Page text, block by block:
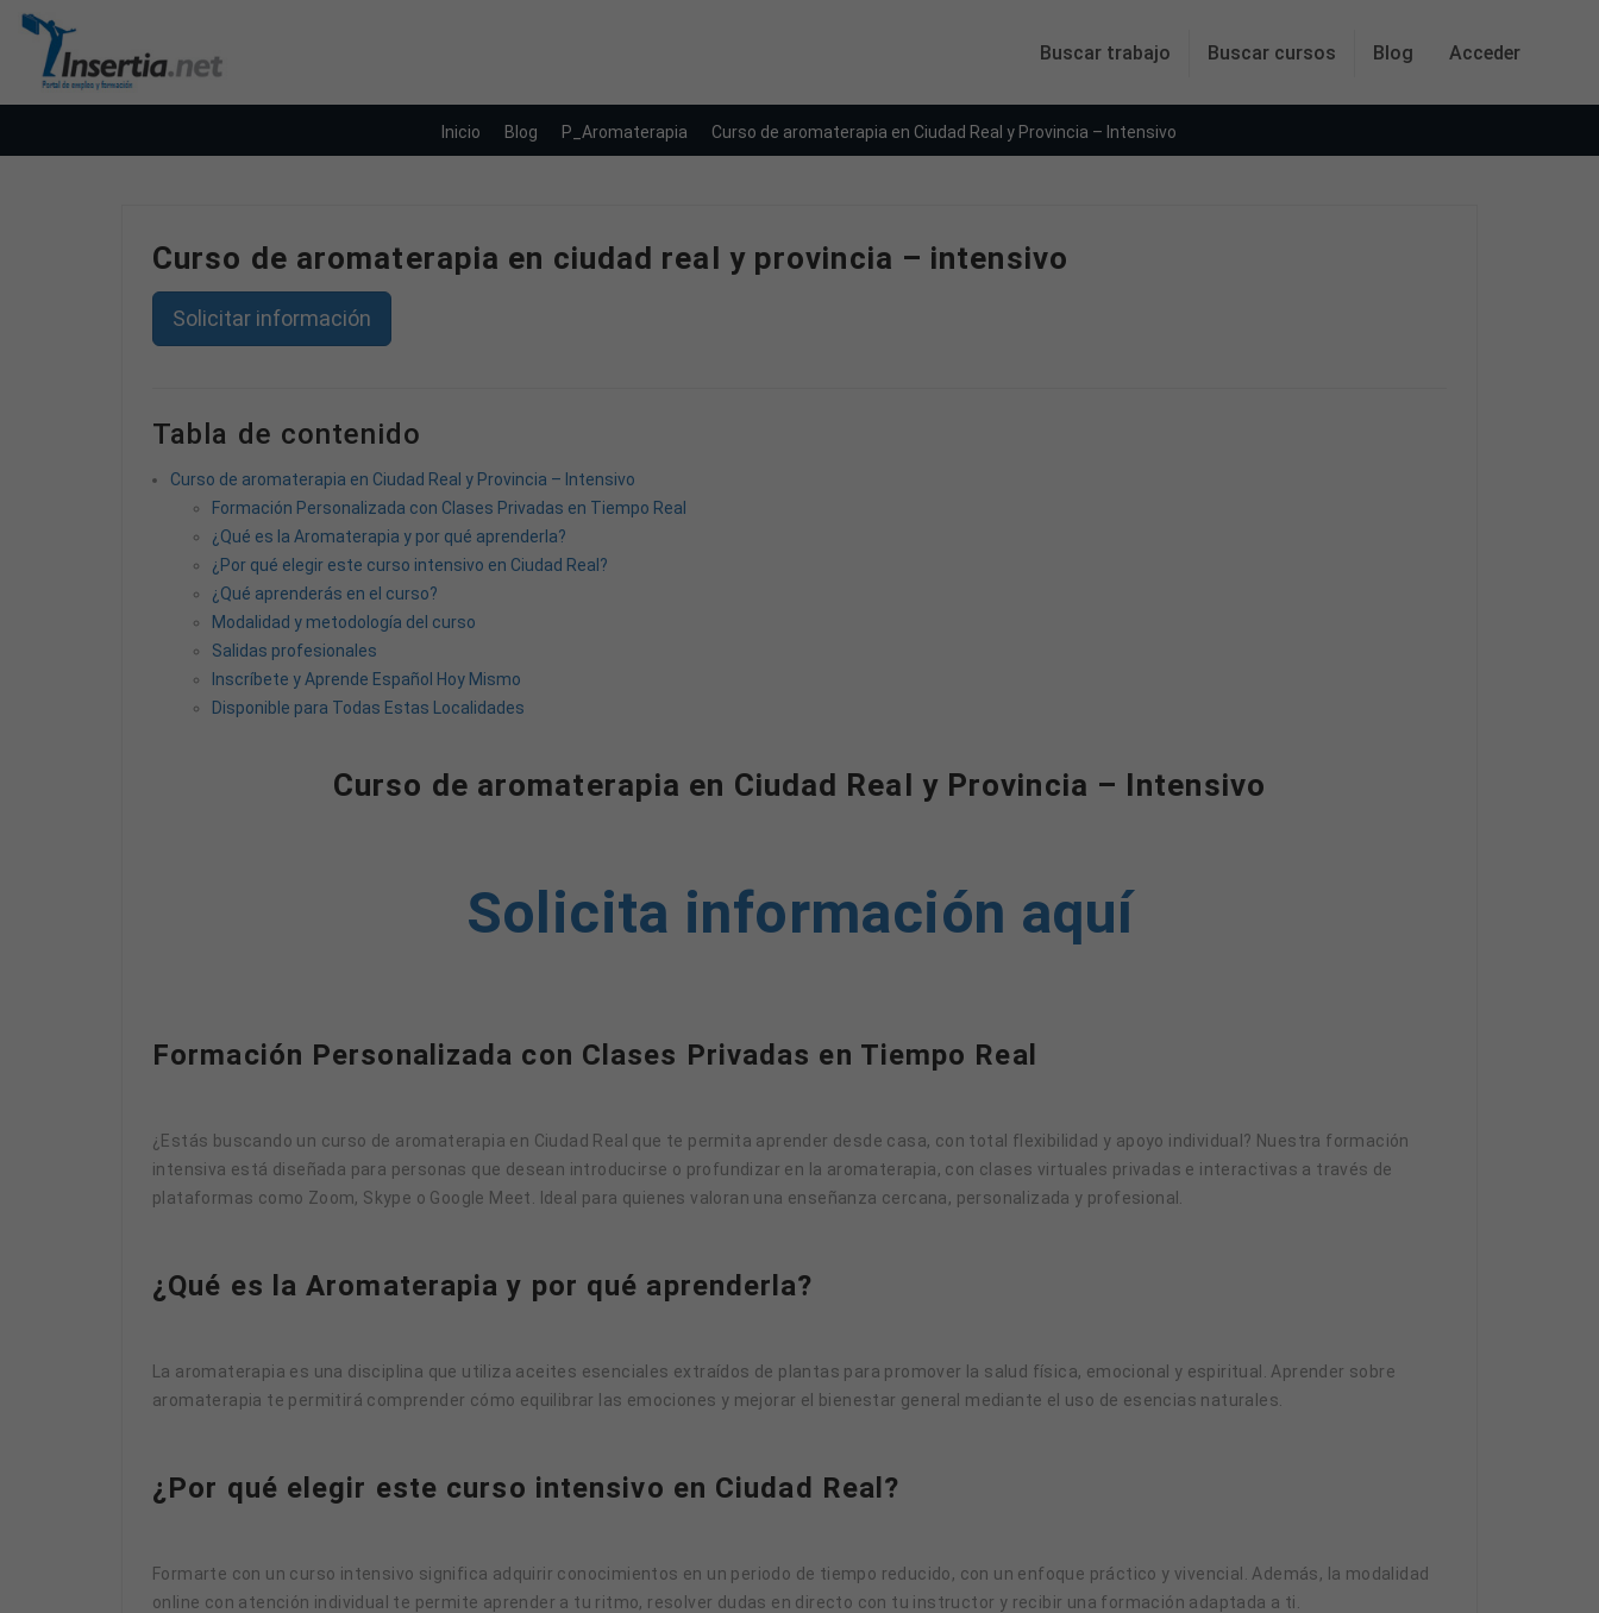
Buscar trabajo Buscar cursos Blog Acceder
Inicio Blog P_Aromaterapia Curso de aromaterapia en Ciudad Real y Provincia – Intensivo
Curso de aromaterapia en ciudad real y provincia – intensivo
Solicitar información
Tabla de contenido
Curso de aromaterapia en Ciudad Real y Provincia – Intensivo
Formación Personalizada con Clases Privadas en Tiempo Real
¿Qué es la Aromaterapia y por qué aprenderla?
¿Por qué elegir este curso intensivo en Ciudad Real?
¿Qué aprenderás en el curso?
Modalidad y metodología del curso
Salidas profesionales
Inscríbete y Aprende Español Hoy Mismo
Disponible para Todas Estas Localidades
Curso de aromaterapia en Ciudad Real y Provincia – Intensivo
Solicita información aquí
Formación Personalizada con Clases Privadas en Tiempo Real
¿Estás buscando un curso de aromaterapia en Ciudad Real que te permita aprender desde casa, con total flexibilidad y apoyo individual? Nuestra formación
intensiva está diseñada para personas que desean introducirse o profundizar en la aromaterapia, con clases virtuales privadas e interactivas a través de
plataformas como Zoom, Skype o Google Meet. Ideal para quienes valoran una enseñanza cercana, personalizada y profesional.
¿Qué es la Aromaterapia y por qué aprenderla?
La aromaterapia es una disciplina que utiliza aceites esenciales extraídos de plantas para promover la salud física, emocional y espiritual. Aprender sobre
aromaterapia te permitirá comprender cómo equilibrar las emociones y mejorar el bienestar general mediante el uso de esencias naturales.
¿Por qué elegir este curso intensivo en Ciudad Real?
Formarte con un curso intensivo significa adquirir conocimientos en un periodo de tiempo reducido, con un enfoque práctico y vivencial. Además, la modalidad
online con atención individual te permite aprender a tu ritmo, resolver dudas en directo con tu instructor y recibir una formación adaptada a ti.